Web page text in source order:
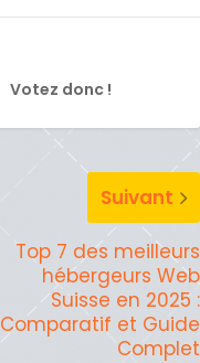
Votez donc !
Suivant
Top 7 des meilleurs
hébergeurs Web
Suisse en 2025 :
Comparatif et Guide
Complet